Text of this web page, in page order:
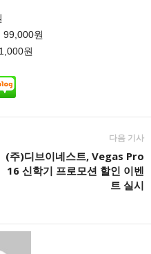
99,000원
원
다음 기사
(주)디브이네스트, Vegas Pro
16 신학기 프로모션 할인 이벤
트 실시